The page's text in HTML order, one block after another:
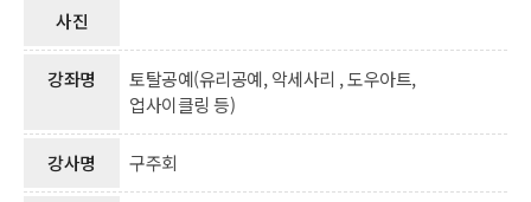
사진
강좌명
토탈공예(유리공예, 악세사리 , 도우아트,
업사이클링 등)
강사명 구주회